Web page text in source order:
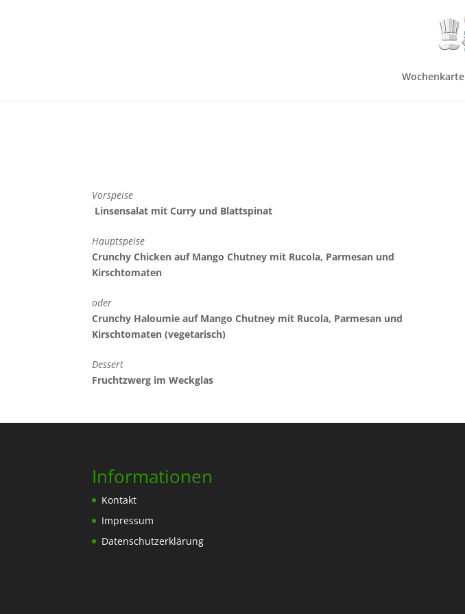
Wochenkarte
Vorspeise
Linsensalat mit Curry und Blattspinat
Hauptspeise
Crunchy Chicken auf Mango Chutney mit Rucola, Parmesan und
Kirschtomaten
oder
Crunchy Haloumie auf Mango Chutney mit Rucola, Parmesan und
Kirschtomaten (vegetarisch)
Dessert
Fruchtzwerg im Weckglas
Informationen
Kontakt
Impressum
Datenschutzerklärung